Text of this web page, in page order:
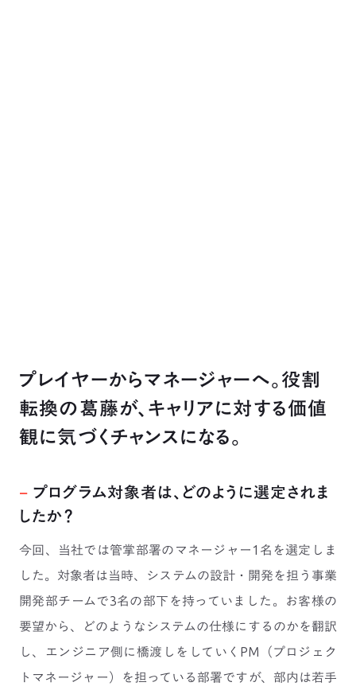
プレイヤーからマネージャーへ。役割
転換の葛藤が、キャリアに対する価値
観に気づくチャンスになる。
− プログラム対象者は、どのように選定されま
したか？
今回、当社では管掌部署のマネージャー1名を選定しま
した。対象者は当時、システムの設計・開発を担う事業
開発部チームで3名の部下を持っていました。お客様の
要望から、どのようなシステムの仕様にするのかを翻訳
し、エンジニア側に橋渡しをしていくPM（プロジェク
トマネージャー）を担っている部署ですが、部内は若手